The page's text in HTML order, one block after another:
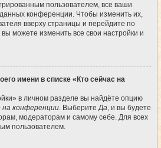
пользователем, все ваши
конференции. Чтобы изменить их,
вверху страницы и перейдите по
вы можете изменить все свои настройки и
имени в списке «Кто сейчас на
в личном разделе вы найдёте опцию
конференции. ВыберитеДа, и вы будете
модераторам и самому себе. Для всех
пользователем.